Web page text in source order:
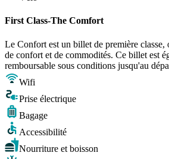
First Class-The Comfort
Le Confort est un billet de première
de confort et de commodités. Ce billet est
remboursable sous conditions jusqu'au
Wifi
Prise électrique
Bagage
Accessibilité
Nourriture et boisson